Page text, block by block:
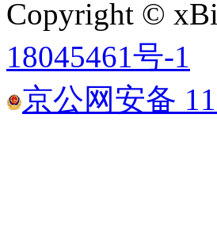
Copyright ©
18045461号-1
京公网安备